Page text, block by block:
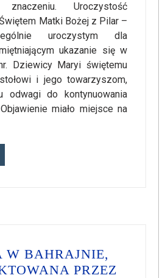
znaczeniu. Uroczystość
Matki Bożej z Pilar –
uroczystym dla
ukazanie się w
Dziewicy Maryi świętemu
i jego towarzyszom,
odwagi do kontynuowania
miało miejsce na
W BAHRAJNIE,
PRZEZ